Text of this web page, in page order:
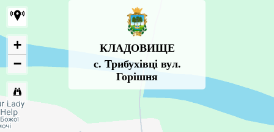
КЛАДОВИЩЕ
с. Трибухівці вул.
Горішня
+
−